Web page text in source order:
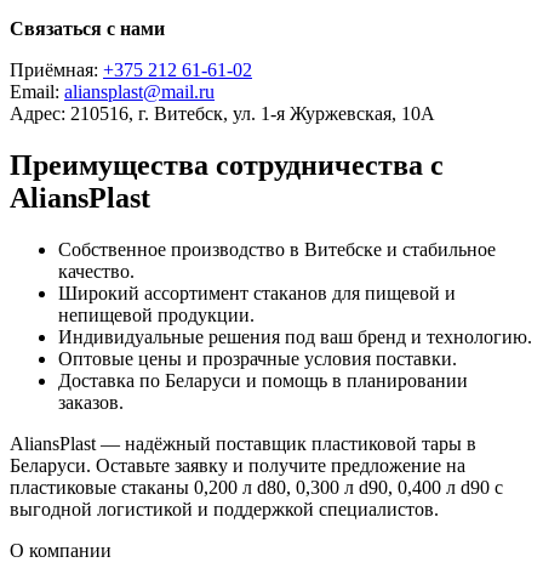
Связаться с нами
Приёмная: +375 212 61-61-02
Email: aliansplast@mail.ru
Адрес: 210516, г. Витебск, ул. 1-я Журжевская, 10А
Преимущества сотрудничества с
AliansPlast
Собственное производство в Витебске и стабильное
качество.
Широкий ассортимент стаканов для пищевой и
непищевой продукции.
Индивидуальные решения под ваш бренд и технологию.
Оптовые цены и прозрачные условия поставки.
Доставка по Беларуси и помощь в планировании
заказов.
AliansPlast — надёжный поставщик пластиковой тары в
Беларуси. Оставьте заявку и получите предложение на
пластиковые стаканы 0,200 л d80, 0,300 л d90, 0,400 л d90 с
выгодной логистикой и поддержкой специалистов.
О компании